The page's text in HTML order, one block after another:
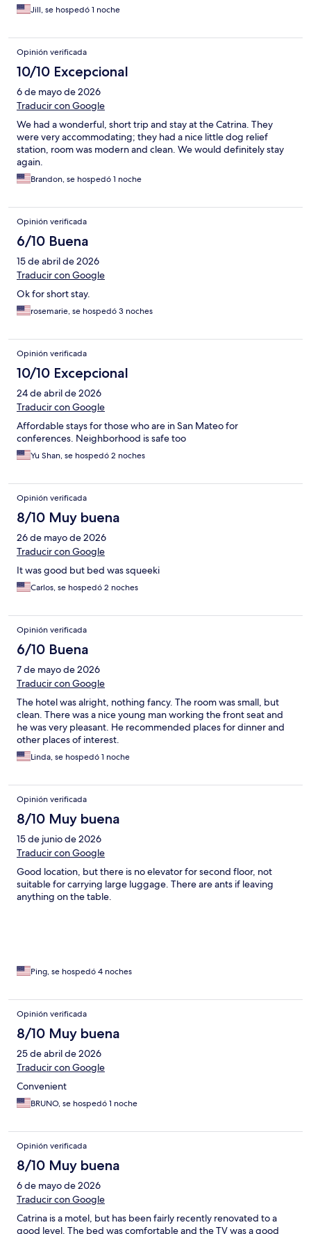
Jill, se hospedó 1 noche
Opinión verificada
10/10 Excepcional
6 de mayo de 2026
Traducir con Google
We had a wonderful, short trip and stay at the Catrina. They
were very accommodating; they had a nice little dog relief
station, room was modern and clean. We would definitely stay
again.
Brandon, se hospedó 1 noche
Opinión verificada
6/10 Buena
15 de abril de 2026
Traducir con Google
Ok for short stay.
rosemarie, se hospedó 3 noches
Opinión verificada
10/10 Excepcional
24 de abril de 2026
Traducir con Google
Affordable stays for those who are in San Mateo for
conferences. Neighborhood is safe too
Yu Shan, se hospedó 2 noches
Opinión verificada
8/10 Muy buena
26 de mayo de 2026
Traducir con Google
It was good but bed was squeeki
Carlos, se hospedó 2 noches
Opinión verificada
6/10 Buena
7 de mayo de 2026
Traducir con Google
The hotel was alright, nothing fancy. The room was small, but
clean. There was a nice young man working the front seat and
he was very pleasant. He recommended places for dinner and
other places of interest.
Linda, se hospedó 1 noche
Opinión verificada
8/10 Muy buena
15 de junio de 2026
Traducir con Google
Good location, but there is no elevator for second floor, not
suitable for carrying large luggage. There are ants if leaving
anything on the table.
Ping, se hospedó 4 noches
Opinión verificada
8/10 Muy buena
25 de abril de 2026
Traducir con Google
Convenient
BRUNO, se hospedó 1 noche
Opinión verificada
8/10 Muy buena
6 de mayo de 2026
Traducir con Google
Catrina is a motel, but has been fairly recently renovated to a
good level. The bed was comfortable and the TV was a good